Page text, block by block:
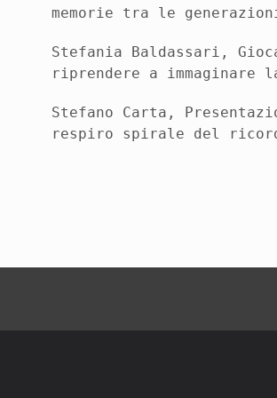
memorie tra le
Stefania Baldassari,
riprendere a immaginare
Stefano Carta,
respiro spirale del